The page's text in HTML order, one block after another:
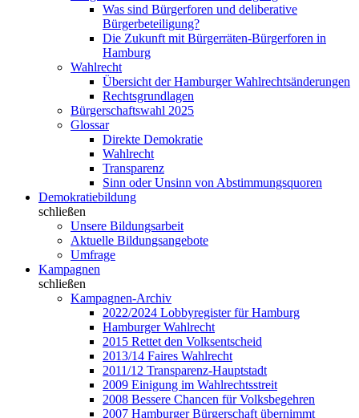
Was sind Bürgerforen und deliberative
Bürgerbeteiligung?
Die Zukunft mit Bürgerräten-Bürgerforen in
Hamburg
Wahlrecht
Übersicht der Hamburger Wahlrechtsänderungen
Rechtsgrundlagen
Bürgerschaftswahl 2025
Glossar
Direkte Demokratie
Wahlrecht
Transparenz
Sinn oder Unsinn von Abstimmungsquoren
Demokratiebildung
schließen
Unsere Bildungsarbeit
Aktuelle Bildungsangebote
Umfrage
Kampagnen
schließen
Kampagnen-Archiv
2022/2024 Lobbyregister für Hamburg
Hamburger Wahlrecht
2015 Rettet den Volksentscheid
2013/14 Faires Wahlrecht
2011/12 Transparenz-Hauptstadt
2009 Einigung im Wahlrechtsstreit
2008 Bessere Chancen für Volksbegehren
2007 Hamburger Bürgerschaft übernimmt